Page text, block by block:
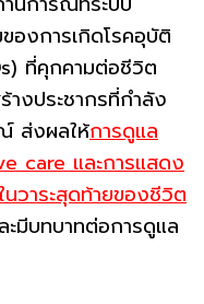
องการเกิดโรคอุบัติ
ที่คุกคามต่อชีวิต
งประชากรที่กำลัง
ส่งผลให้การดูแล
care และการแสดง
วาระสุดท้ายของชีวิต
มีบทบาทต่อการดูแล